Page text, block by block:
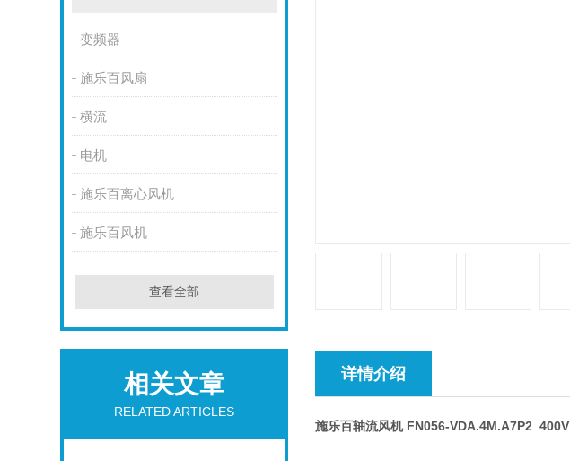
变频器
施乐百风扇
横流
电机
施乐百离心风机
施乐百风机
查看全部
相关文章
RELATED ARTICLES
详情介绍
施乐百轴流风机 FN056-VDA.4M.A7P2 400V